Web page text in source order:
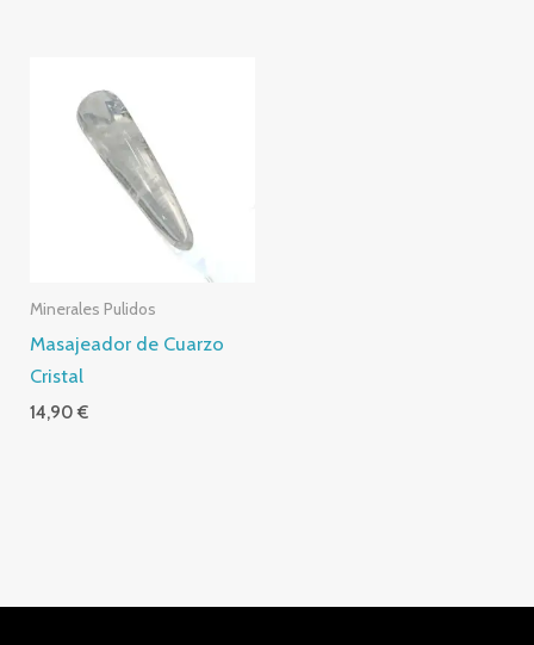
Minerales Pulidos
Masajeador de Cuarzo
Cristal
14,90€